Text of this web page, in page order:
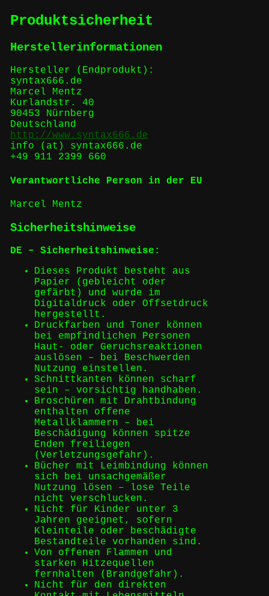
Produktsicherheit
Herstellerinformationen
Hersteller (Endprodukt):
syntax666.de
Marcel Mentz
Kurlandstr. 40
90453 Nürnberg
Deutschland
http://www.syntax666.de
info (at) syntax666.de
+49 911 2399 660
Verantwortliche Person in der EU
Marcel Mentz
Sicherheitshinweise
DE – Sicherheitshinweise:
Dieses Produkt besteht aus
Papier (gebleicht oder
gefärbt) und wurde im
Digitaldruck oder Offsetdruck
hergestellt.
Druckfarben und Toner können
bei empfindlichen Personen
Haut- oder Geruchsreaktionen
auslösen – bei Beschwerden
Nutzung einstellen.
Schnittkanten können scharf
sein – vorsichtig handhaben.
Broschüren mit Drahtbindung
enthalten offene
Metallklammern – bei
Beschädigung können spitze
Enden freiliegen
(Verletzungsgefahr).
Bücher mit Leimbindung können
sich bei unsachgemäßer
Nutzung lösen – lose Teile
nicht verschlucken.
Nicht für Kinder unter 3
Jahren geeignet, sofern
Kleinteile oder beschädigte
Bestandteile vorhanden sind.
Von offenen Flammen und
starken Hitzequellen
fernhalten (Brandgefahr).
Nicht für den direkten